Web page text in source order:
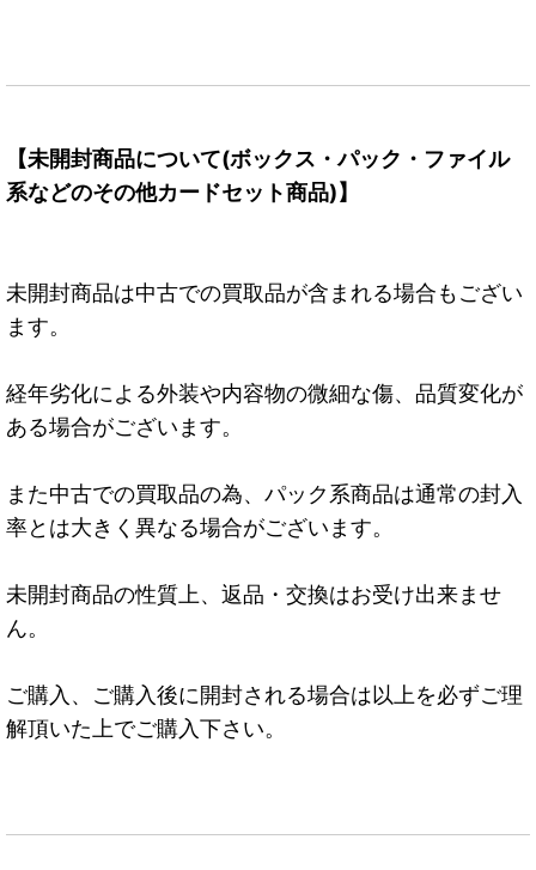
【未開封商品について(ボックス・パック・ファイル
系などのその他カードセット商品)】
未開封商品は中古での買取品が含まれる場合もござい
ます。
経年劣化による外装や内容物の微細な傷、品質変化が
ある場合がございます。
また中古での買取品の為、パック系商品は通常の封入
率とは大きく異なる場合がございます。
未開封商品の性質上、返品・交換はお受け出来ませ
ん。
ご購入、ご購入後に開封される場合は以上を必ずご理
解頂いた上でご購入下さい。